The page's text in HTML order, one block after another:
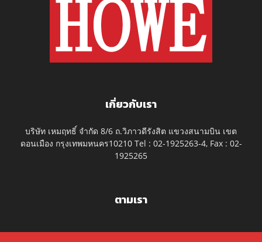
เกี่ยวกับเรา
บริษัท เหมฤทธิ์ จำกัด 8/6 ถ.วิภาวดีรังสิต แขวงสนามบิน เขต
ดอนเมือง กรุงเทพมหนคร10210 Tel : 02-1925263-4, Fax : 02-
1925265
ตามเรา